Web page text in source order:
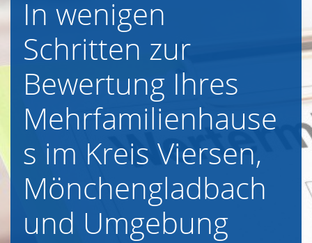
In wenigen
Schritten zur
Bewertung Ihres
Mehrfamilienhause
s im Kreis Viersen,
Mönchengladbach
und Umgebung